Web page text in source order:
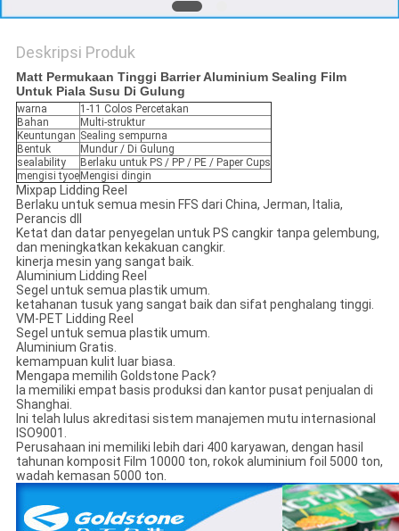
Deskripsi Produk
Matt Permukaan Tinggi Barrier Aluminium Sealing Film
Untuk Piala Susu Di Gulung
warna
1-11 Colos Percetakan
Bahan
Multi-struktur
Keuntungan Sealing sempurna
Bentuk
Mundur / Di Gulung
sealability
Berlaku untuk PS / PP / PE / Paper Cups
mengisi tyoe Mengisi dingin
Mixpap Lidding Reel
Berlaku untuk semua mesin FFS dari China, Jerman, Italia,
Perancis dll
Ketat dan datar penyegelan untuk PS cangkir tanpa gelembung,
dan meningkatkan kekakuan cangkir.
kinerja mesin yang sangat baik.
Aluminium Lidding Reel
Segel untuk semua plastik umum.
ketahanan tusuk yang sangat baik dan sifat penghalang tinggi.
VM-PET Lidding Reel
Segel untuk semua plastik umum.
Aluminium Gratis.
kemampuan kulit luar biasa.
Mengapa memilih Goldstone Pack?
Ia memiliki empat basis produksi dan kantor pusat penjualan di
Shanghai.
Ini telah lulus akreditasi sistem manajemen mutu internasional
ISO9001.
Perusahaan ini memiliki lebih dari 400 karyawan, dengan hasil
tahunan komposit Film 10000 ton, rokok aluminium foil 5000 ton,
wadah kemasan 5000 ton.